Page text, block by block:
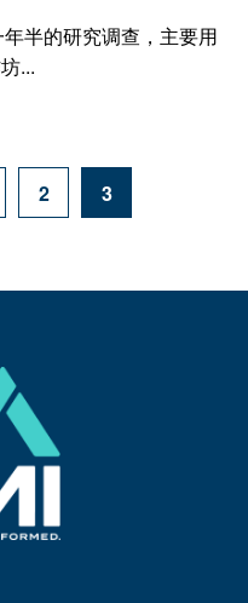
半的研究调查，主要用
...
2 3